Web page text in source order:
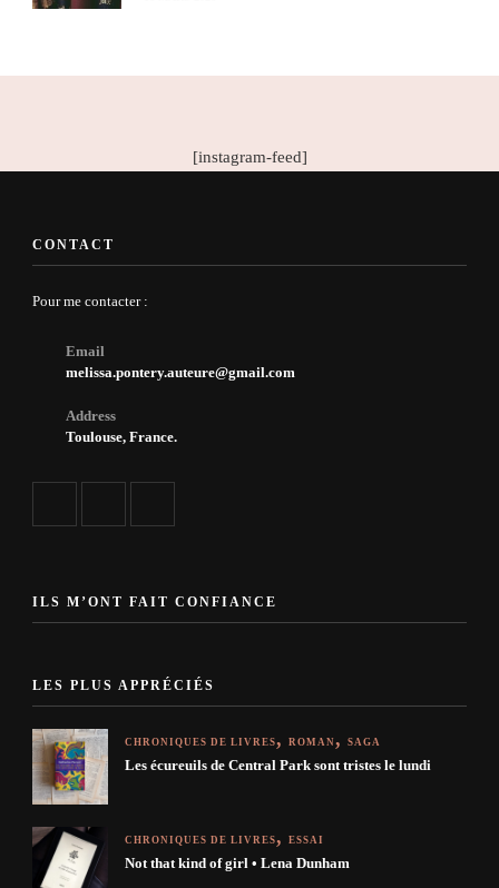
[instagram-feed]
CONTACT
Pour me contacter :
Email
melissa.pontery.auteure@gmail.com
Address
Toulouse, France.
ILS M’ONT FAIT CONFIANCE
LES PLUS APPRÉCIÉS
CHRONIQUES DE LIVRES ROMAN SAGA
Les écureuils de Central Park sont tristes le lundi
CHRONIQUES DE LIVRES ESSAI
Not that kind of girl • Lena Dunham